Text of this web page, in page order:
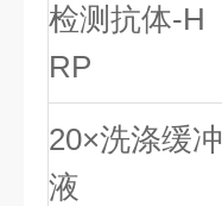
检测抗体-H
RP
20×洗涤缓冲
液